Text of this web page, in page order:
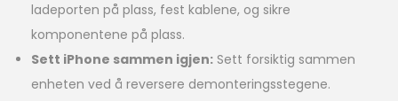
ladeporten på plass, fest kablene, og sikre
komponentene på plass.
Sett iPhone sammen igjen: Sett forsiktig sammen
enheten ved å reversere demonteringsstegene.